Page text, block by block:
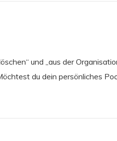
und „aus der
du dein persönliches